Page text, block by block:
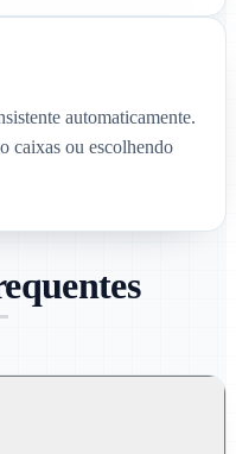
automaticamente.
caixas ou escolhendo